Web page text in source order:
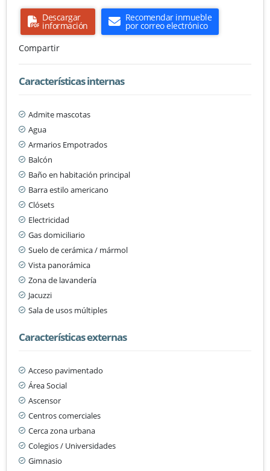
Descargar
información
Recomendar inmueble
por correo electrónico
Compartir
Características internas
Admite mascotas
Agua
Armarios Empotrados
Balcón
Baño en habitación principal
Barra estilo americano
Clósets
Electricidad
Gas domiciliario
Suelo de cerámica / mármol
Vista panorámica
Zona de lavandería
Jacuzzi
Sala de usos múltiples
Características externas
Acceso pavimentado
Área Social
Ascensor
Centros comerciales
Cerca zona urbana
Colegios / Universidades
Gimnasio